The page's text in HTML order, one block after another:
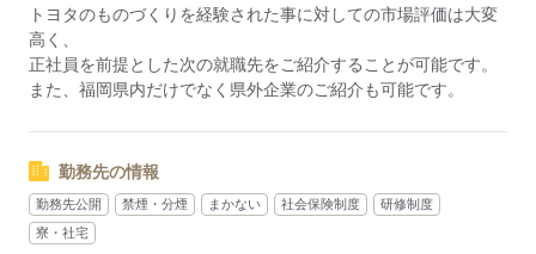
・・・・・・・・・・・・・・
《勤務時間の例》
勤務開始！
↓
休憩（10分）
↓
トヨタのものづくりを経験された事に対しての市場評価は大変
高く、
正社員を前提とした次の就職先をご紹介することが可能です。
また、福岡県内だけでなく県外企業のご紹介も可能です。
勤務先の情報
勤務先公開 禁煙・分煙 まかない 社会保険制度
研修制度
寮・社宅